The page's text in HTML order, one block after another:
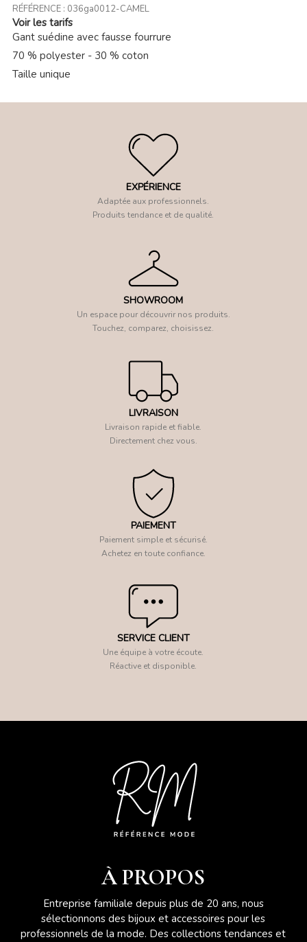
RÉFÉRENCE : 036ga0012-CAMEL
Voir les tarifs
Gant suédine avec fausse fourrure
70 % polyester - 30 % coton
Taille unique
EXPÉRIENCE
Adaptée aux professionnels.
Produits tendance et de qualité.
SHOWROOM
Un espace pour découvrir nos produits.
Touchez, comparez, choisissez.
LIVRAISON
Livraison rapide et fiable.
Directement chez vous.
PAIEMENT
Paiement simple et sécurisé.
Achetez en toute confiance.
SERVICE CLIENT
Une équipe à votre écoute.
Réactive et disponible.
À PROPOS
Entreprise familiale depuis plus de 20 ans, nous
sélectionnons des bijoux et accessoires pour les
professionnels de la mode. Des collections tendances et